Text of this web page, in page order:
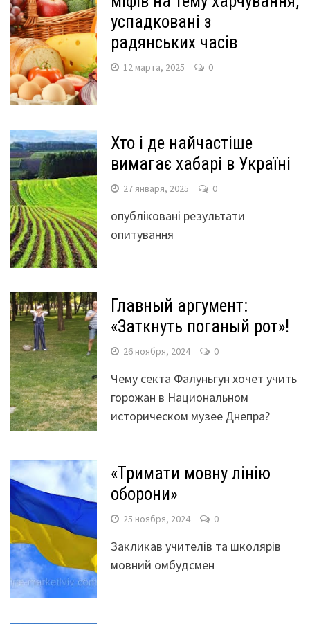
успадковані з
радянських часів
12 марта, 2025 0
Хто і де найчастіше
вимагає хабарі в Україні
27 января, 2025 0
опубліковані результати
опитування
Главный аргумент:
«Заткнуть поганый рот»!
26 ноября, 2024 0
Чему секта Фалуньгун хочет учить
горожан в Национальном
историческом музее Днепра?
«Тримати мовну лінію
оборони»
25 ноября, 2024 0
Закликав учителів та школярів
мовний омбудсмен